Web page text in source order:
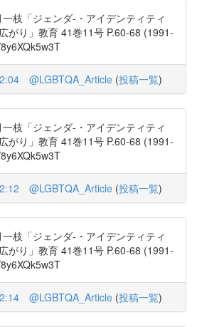
一枝「ジェンダ-・アイデンティティ
がり」教育 41巻11号 P.60-68 (1991-
@LGBTQA_Article (投稿一覧)
一枝「ジェンダ-・アイデンティティ
がり」教育 41巻11号 P.60-68 (1991-
@LGBTQA_Article (投稿一覧)
一枝「ジェンダ-・アイデンティティ
がり」教育 41巻11号 P.60-68 (1991-
@LGBTQA_Article (投稿一覧)